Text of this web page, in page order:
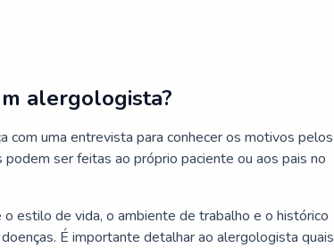
alergologista?
com uma entrevista para conhecer os motivos pelos
ser feitas ao próprio paciente ou aos pais no
estilo de vida, o ambiente de trabalho e o histórico
É importante detalhar ao alergologista quais